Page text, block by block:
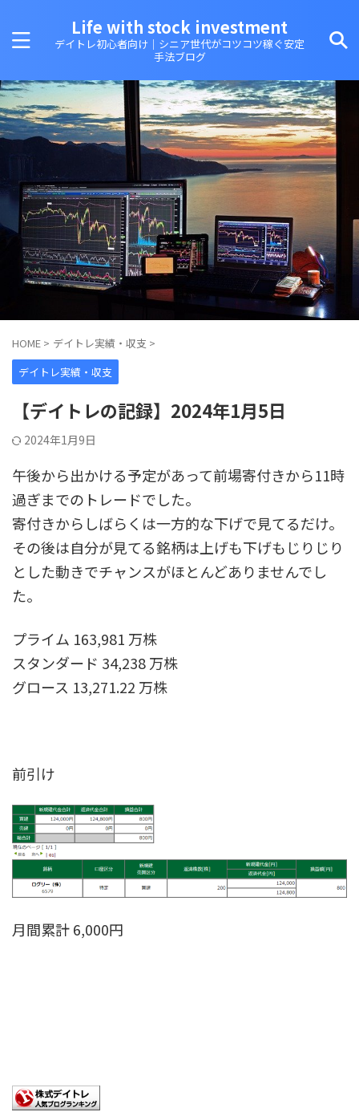
Life with stock investment
デイトレ初心者向け｜シニア世代がコツコツ稼ぐ安定
手法ブログ
HOME > デイトレ実績・収支 >
デイトレ実績・収支
【デイトレの記録】2024年1月5日
2024年1月9日
午後から出かける予定があって前場寄付きから11時
過ぎまでのトレードでした。
寄付きからしばらくは一方的な下げで見てるだけ。
その後は自分が見てる銘柄は上げも下げもじりじり
とした動きでチャンスがほとんどありませんでし
た。
プライム 163,981 万株
スタンダード 34,238 万株
グロース 13,271.22 万株
前引け
月間累計 6,000円